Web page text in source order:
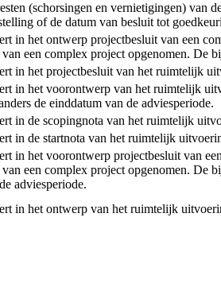
(schorsingen en vernietigingen) van
of de datum van besluit tot
in het ontwerp projectbesluit van een
een complex project opgenomen. De
in het projectbesluit van het ruimtelijk
in het voorontwerp van het ruimtelijk
de einddatum van de adviesperiode.
in de scopingnota van het ruimtelijk
in de startnota van het ruimtelijk
in het voorontwerp projectbesluit van
een complex project opgenomen. De
adviesperiode.
in het ontwerp van het ruimtelijk